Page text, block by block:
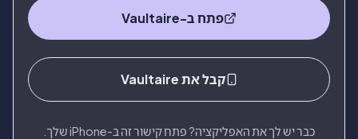
פתח ב-Vaultaire
קבל את Vaultaire
כבר יש לך את האפליקציה? פתח קישור זה ב-iPhone שלך.